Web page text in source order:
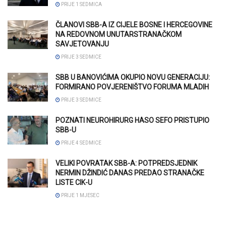
PRIJE 1 SEDMICA
ČLANOVI SBB-A IZ CIJELE BOSNE I HERCEGOVINE
NA REDOVNOM UNUTARSTRANAČKOM
SAVJETOVANJU
PRIJE 3 SEDMICE
SBB U BANOVIĆIMA OKUPIO NOVU GENERACIJU:
FORMIRANO POVJERENIŠTVO FORUMA MLADIH
PRIJE 3 SEDMICE
POZNATI NEUROHIRURG HASO SEFO PRISTUPIO
SBB-U
PRIJE 4 SEDMICE
VELIKI POVRATAK SBB-A: POTPREDSJEDNIK
NERMIN DŽINDIĆ DANAS PREDAO STRANAČKE
LISTE CIK-U
PRIJE 1 MJESEC